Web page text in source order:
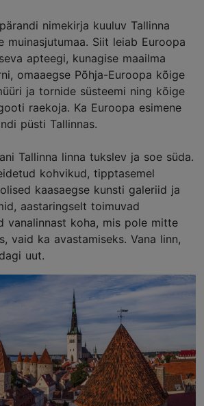
nimekirja kuuluv Tallinna
muinasjutumaa. Siit leiab Euroopa
apteegi, kunagise maailma
omaaegse Põhja-Euroopa kõige
ja tornide süsteemi ning kõige
raekoja. Ka Euroopa esimene
püsti Tallinnas.
Tallinna linna tukslev ja soe süda.
kohvikud, tipptasemel
kaasaegse kunsti galeriid ja
aastaringselt toimuvad
vanalinnast koha, mis pole mitte
vaid ka avastamiseks. Vana linn,
uut.